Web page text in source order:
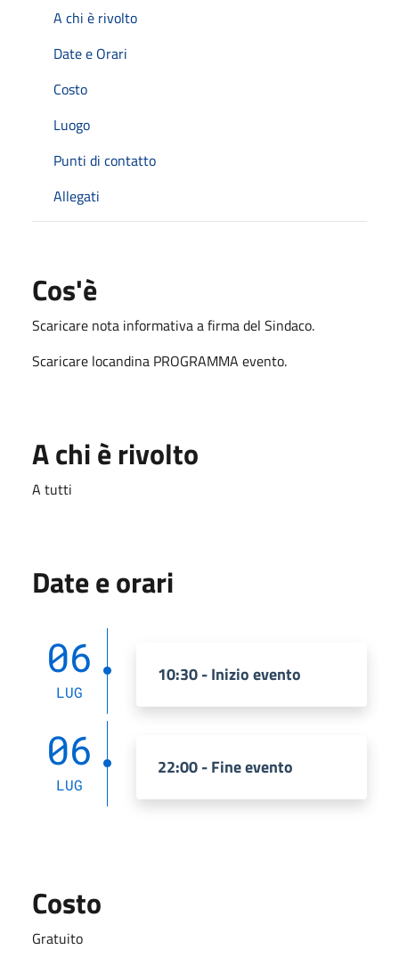
A chi è rivolto
Date e Orari
Costo
Luogo
Punti di contatto
Allegati
Cos'è
Scaricare nota informativa a firma del Sindaco.
Scaricare locandina PROGRAMMA evento.
A chi è rivolto
A tutti
Date e orari
06
LUG
10:30 - Inizio evento
06
LUG
22:00 - Fine evento
Costo
Gratuito